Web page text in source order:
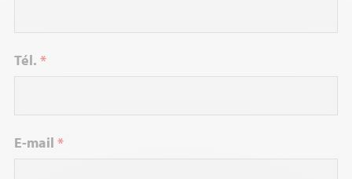
Tél. *
E-mail *